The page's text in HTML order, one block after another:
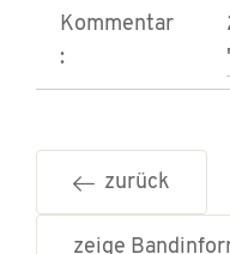
Kommentar
:
zurück
zeige